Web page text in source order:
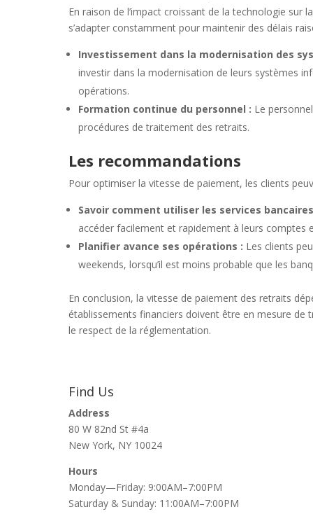
En raison de l’impact croissant de la technologie
s’adapter constamment pour maintenir des délais
Investissement dans la modernisation des
investir dans la modernisation de leurs systèmes
opérations.
Formation continue du personnel : Le
procédures de traitement des retraits.
Les recommandations
Pour optimiser la vitesse de paiement, les clients
Savoir comment utiliser les services
accéder facilement et rapidement à leurs comptes
Planifier avance ses opérations : Les clients
weekends, lorsqu’il est moins probable que les
En conclusion, la vitesse de paiement des retraits
établissements financiers doivent être en mesure
le respect de la réglementation.
Find Us
Address
80 W 82nd St #4a
New York, NY 10024
Hours
Monday—Friday: 9:00AM–7:00PM
Saturday & Sunday: 11:00AM–7:00PM